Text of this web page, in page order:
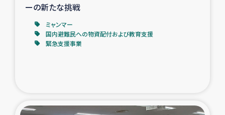
令和6年能登半島地震 緊急支援
国内避難民への物資配付および教育支援
ーの新たな挑戦
ミャンマー
国内避難民への物資配付および教育支援
緊急支援事業